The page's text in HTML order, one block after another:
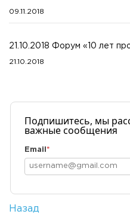
09.11.2018
21.10.2018 Форум «10 лет
21.10.2018
Подпишитесь, мы
важные сообщения
Email *
Назад